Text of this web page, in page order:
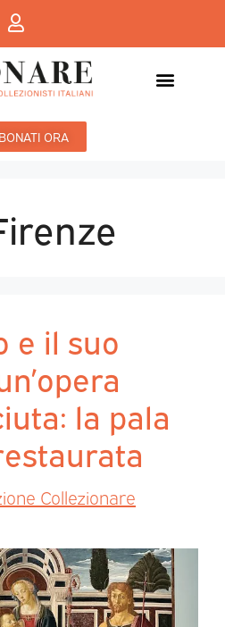
ORA
e il suo
la pala
Collezionare